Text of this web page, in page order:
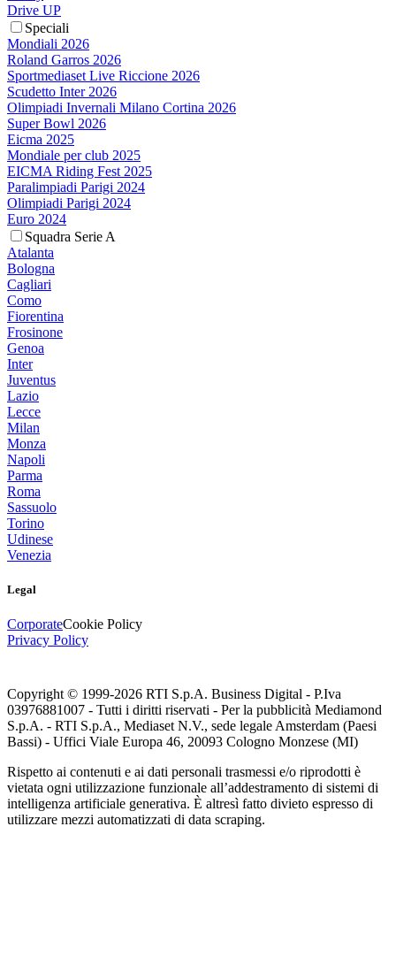
Drive UP
Speciali
Mondiali 2026
Roland Garros 2026
Sportmediaset Live Riccione 2026
Scudetto Inter 2026
Olimpiadi Invernali Milano Cortina 2026
Super Bowl 2026
Eicma 2025
Mondiale per club 2025
EICMA Riding Fest 2025
Paralimpiadi Parigi 2024
Olimpiadi Parigi 2024
Euro 2024
Squadra Serie A
Atalanta
Bologna
Cagliari
Como
Fiorentina
Frosinone
Genoa
Inter
Juventus
Lazio
Lecce
Milan
Monza
Napoli
Parma
Roma
Sassuolo
Torino
Udinese
Venezia
Legal
CorporateCookie Policy
Privacy Policy
Copyright © 1999-2026 RTI S.p.A. Business Digital - P.Iva
03976881007 - Tutti i diritti riservati - Per la pubblicità Mediamond
S.p.A. - RTI S.p.A., Mediaset N.V., sede legale Amsterdam (Paesi
Bassi) - Uffici Viale Europa 46, 20093 Cologno Monzese (MI)
Rispetto ai contenuti e ai dati personali trasmessi e/o riprodotti è
vietata ogni utilizzazione funzionale all’addestramento di sistemi di
intelligenza artificiale generativa. È altresì fatto divieto espresso di
utilizzare mezzi automatizzati di data scraping.